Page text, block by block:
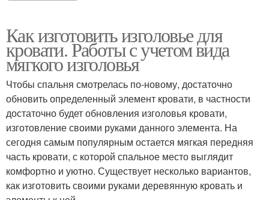
Как изготовить изголовье для
кровати. Работы с учетом вида
мягкого изголовья
Чтобы спальня смотрелась по-новому, достаточно
обновить определенный элемент кровати, в частности
достаточно будет обновления изголовья кровати,
изготовление своими руками данного элемента. На
сегодня самым популярным остается мягкая передняя
часть кровати, с которой спальное место выглядит
комфортно и уютно. Существует несколько вариантов,
как изготовить своими руками деревянную кровать и